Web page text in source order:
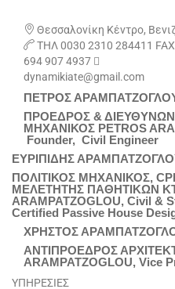
 Θεσσαλονίκη Κέντρο,
 ΤΗΛ 0030 2310 284411
694 907 4937 
dynamikiate@gmail.com
ΠΕΤΡΟΣ
ΠΡΟΕΔΡΟΣ &
ΜΗΧΑΝΙΚΟΣ PETROS
Founder, Civil Engineer
ΕΥΡΙΠΙΔΗΣ
ΠΟΛΙΤΙΚΟΣ ΜΗΧΑΝΙΚΟΣ,
ΜΕΛΕΤΗΤΗΣ ΠΑΘΗΤΙΚΩΝ
ARAMPATZOGLOU, Civil &
Certified Passive House
ΧΡΗΣΤΟΣ
ΑΝΤΙΠΡΟΕΔΡΟΣ
ARAMPATZOGLOU, Vice
ΥΠΗΡΕΣΙΕΣ